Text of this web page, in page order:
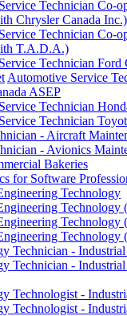
Technician Co-
Chrysler Canada Inc.)
Technician Co-
T.A.D.A.)
Technician Ford
Automotive Service
ASEP
Technician
Technician
- Aircraft
- Avionics
Bakeries
for Software
Technology
Technology
Technology
Technology
Technician -
Technician -
Technologist -
Technologist -